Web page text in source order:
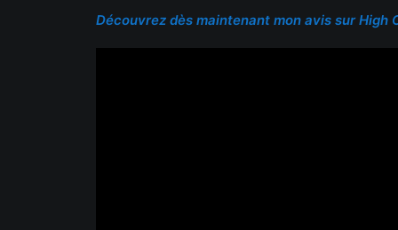
Découvrez dès maintenant mon avis sur High